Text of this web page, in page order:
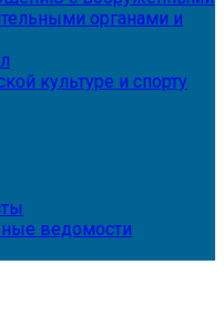
органами и
культуре и спорту
ведомости